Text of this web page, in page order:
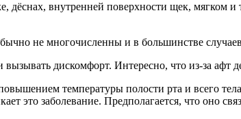
дёснах, внутренней поверхности щек, мягком
не многочисленны и в большинстве
дискомфорт. Интересно, что из-за афт
температуры полости рта и всего
это заболевание. Предполагается, что оно